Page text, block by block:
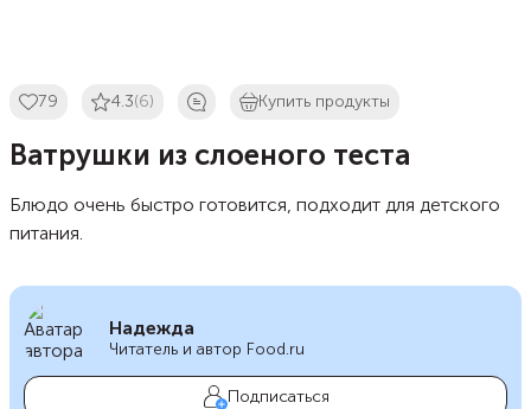
79 4.3(6) Купить продукты
Ватрушки из слоеного теста
Блюдо очень быстро готовится, подходит для детского
питания.
Надежда
Читатель и автор Food.ru
Подписаться